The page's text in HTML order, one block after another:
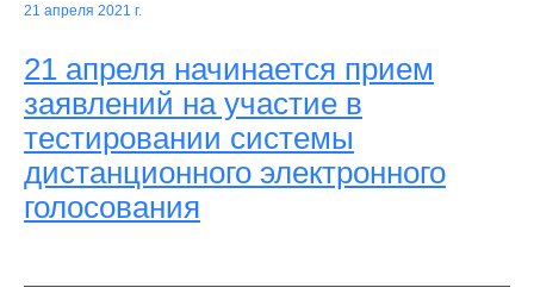
21 апреля 2021 г.
21 апреля начинается прием
заявлений на участие в
тестировании системы
дистанционного электронного
голосования